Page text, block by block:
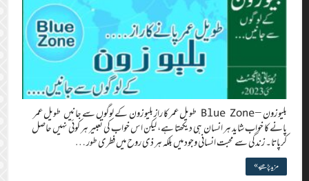
بلیو زون – Blue Zone طویل عمر کا راز بلیو زون کے لوگوں سے جانیں طویل عمر
پانے کا خواب شاید ہر انسان ہی دیکھتا ہے، لیکن اس خواب کی تعبیر ہر کوئی نہیں حاصل
کرپاتا۔ زندگی سے محبت انسانی وجود میں بلکہ ہر ذی روح میں فطری طور …
مزید پڑھیے »